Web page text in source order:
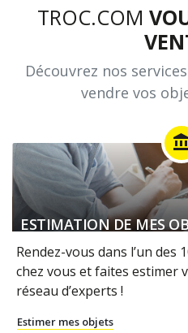
TROC.COM
Découvrez nos
vendre vos
account_balance
ESTIMATION DE MES
Rendez-vous dans l’un des
chez vous et faites estimer
réseau d’experts !
Estimer mes objets